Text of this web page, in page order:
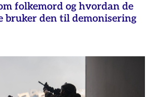
folkemord og hvordan de
bruker den til demonisering